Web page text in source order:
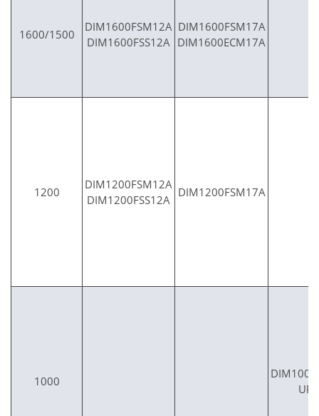
1600/1500
DIM1600FSM12A
DIM1600FSS12A
DIM1600FSM17A
DIM1600ECM17A
1200
DIM1200FSM12A
DIM1200FSS12A
DIM1200FSM17A
1000